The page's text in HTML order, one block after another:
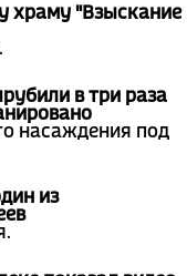
храму "Взыскание
в три раза
насаждения под
из